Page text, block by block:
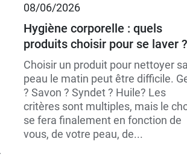
16,49 €
08/06/2026
Hygiène corporelle : quels
produits choisir pour se laver ?
Choisir un produit pour nettoyer sa
peau le matin peut être difficile.
? Savon ? Syndet ? Huile? Les
critères sont multiples, mais le
se fera finalement en fonction de
vous, de votre peau, de...